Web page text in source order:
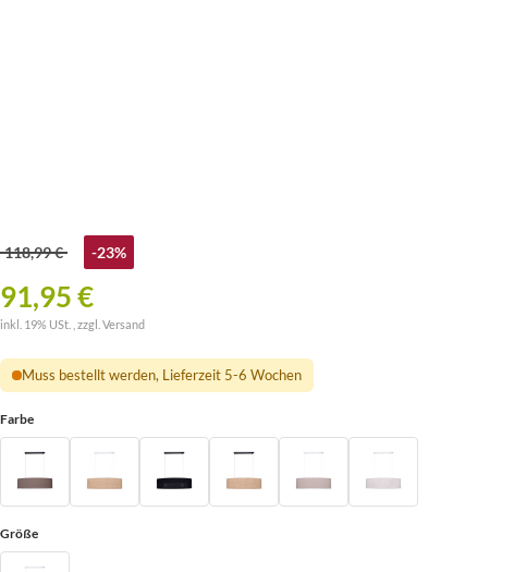
118,99 € -23%
91,95 €
inkl. 19% USt. , zzgl. Versand
Muss bestellt werden, Lieferzeit 5-6 Wochen
Farbe
Größe